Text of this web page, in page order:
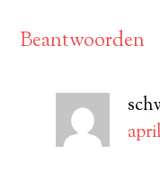
Beantwoorden